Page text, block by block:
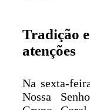
Tradição
atenções
Na sexta-
Nossa